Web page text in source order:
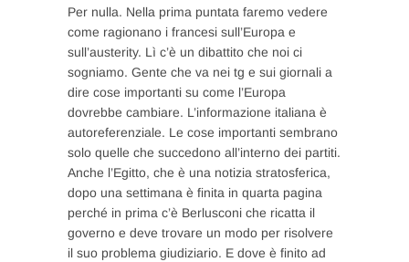
Per nulla. Nella prima puntata faremo vedere
come ragionano i francesi sull’Europa e
sull’austerity. Lì c’è un dibattito che noi ci
sogniamo. Gente che va nei tg e sui giornali a
dire cose importanti su come l’Europa
dovrebbe cambiare. L’informazione italiana è
autoreferenziale. Le cose importanti sembrano
solo quelle che succedono all’interno dei partiti.
Anche l’Egitto, che è una notizia stratosferica,
dopo una settimana è finita in quarta pagina
perché in prima c’è Berlusconi che ricatta il
governo e deve trovare un modo per risolvere
il suo problema giudiziario. E dove è finito ad